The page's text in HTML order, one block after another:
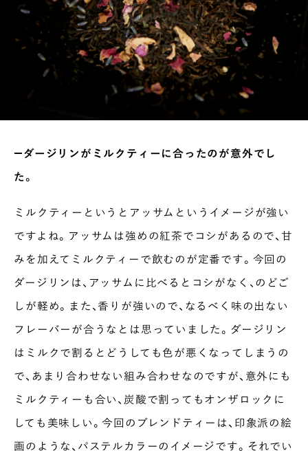
INTERVIEW
Ocha SURU? Lab.
ファーストプレイスで、お茶を
―ダージリンがミルクティーに合ったのが意外でし
た。
ミルクティーというとアッサムというイメージが強い
ですよね。アッサムは強めの紅茶でコシがあるので、甘
みを加えてミルクティーで飲むのが定番です。今回の
ダージリンは、アッサムに比べるとコシがなく、のどご
しが軽め。また、香りが強いので、なるべく味の出ない
フレーバーが合うなとは思っていました。ダージリン
はミルクで割るとどうしても色が悪くなってしまうの
で、あまり合わせない組み合わせなのですが、意外にも
ミルクティーも合い、炭酸で割ってもオンザロックに
しても美味しい。今回のブレンドティーは、印象派の絵
画のような、パステルカラーのイメージです。それでい